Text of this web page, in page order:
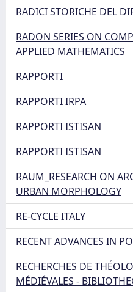
RADICI STORICHE DEL
RADON SERIES ON
APPLIED MATHEMATICS
RAPPORTI
RAPPORTI IRPA
RAPPORTI ISTISAN
RAPPORTI ISTISAN
RAUM_RESEARCH ON
URBAN MORPHOLOGY
RE-CYCLE ITALY
RECENT ADVANCES IN
RECHERCHES DE
MÉDIÉVALES -